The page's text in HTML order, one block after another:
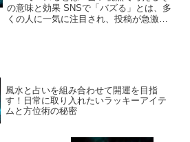
の意味と効果 SNSで「バズる」とは、多
くの人に一気に注目され、投稿が急激に
風水と占いを組み合わせて開運を目指
す！日常に取り入れたいラッキーアイテ
ムと方位術の秘密